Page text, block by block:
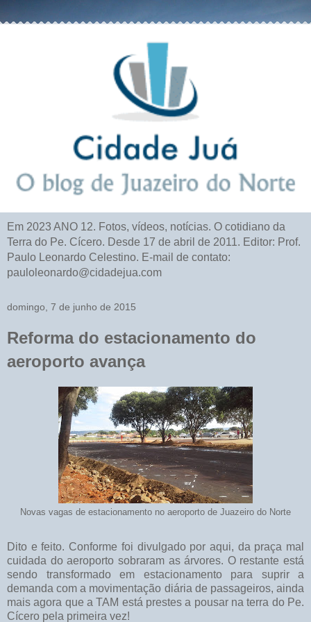
Em 2023 ANO 12. Fotos, vídeos, notícias. O cotidiano da
Terra do Pe. Cícero. Desde 17 de abril de 2011. Editor: Prof.
Paulo Leonardo Celestino. E-mail de contato:
pauloleonardo@cidadejua.com
domingo, 7 de junho de 2015
Reforma do estacionamento do
aeroporto avança
Novas vagas de estacionamento no aeroporto de Juazeiro do Norte
Dito e feito. Conforme foi divulgado por aqui, da praça mal
cuidada do aeroporto sobraram as árvores. O restante está
sendo transformado em estacionamento para suprir a
demanda com a movimentação diária de passageiros, ainda
mais agora que a TAM está prestes a pousar na terra do Pe.
Cícero pela primeira vez!